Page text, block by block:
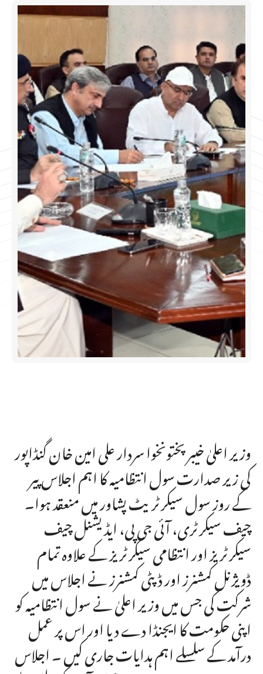
وزیر اعلیٰ خیبر پختونخوا سردار علی امین خان گنڈاپور
کی زیر صدارت سول انتظامیہ کا اہم اجلاس پیر
کے روز سول سیکرٹریٹ پشاور میں منعقد ہوا۔
چیف سیکرٹری، آئی جی پی، ایڈیشنل چیف
سیکرٹریز اور انتظامی سیکرٹریز کے علاوہ تمام
ڈویژنل کمشنرز اور ڈپٹی کمشنرز نے اجلاس میں
شرکت کی جس میں وزیر اعلیٰ نے سول انتظامیہ کو
اپنی حکومت کا ایجنڈا دے دیا اور اس پر عمل
درآمد کے سلسلے اہم ہدایات جاری کیں ۔ اجلاس